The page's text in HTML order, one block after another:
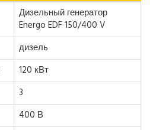
Дизельный генератор
Energo EDF 150/400 V
дизель
120 кВт
3
400 В